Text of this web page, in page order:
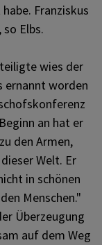
Franziskus
Elbs.
wies der
ernannt worden
an hat er
den Armen,
Welt. Er
in schönen
Menschen."
Überzeugung
auf dem Weg